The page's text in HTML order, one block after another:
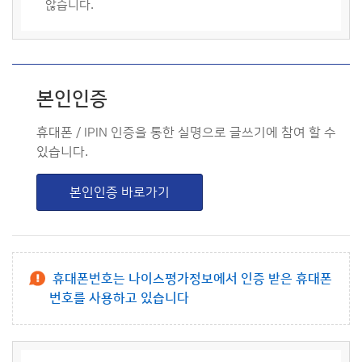
않습니다.
본인인증
휴대폰 / IPIN 인증을 통한 실명으로 글쓰기에 참여 할 수
있습니다.
본인인증 바로가기
휴대폰번호는 나이스평가정보에서 인증 받은 휴대폰
번호를 사용하고 있습니다